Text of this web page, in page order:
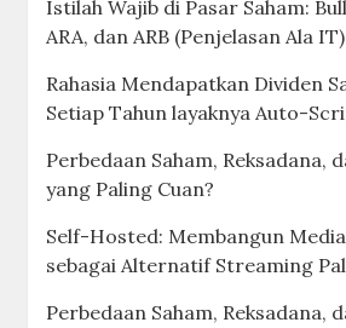
Istilah Wajib di Pasar Saham:
ARA, dan ARB (Penjelasan Ala IT)
Rahasia Mendapatkan Dividen
Setiap Tahun layaknya Auto-
Perbedaan Saham, Reksadana,
yang Paling Cuan?
Self-Hosted: Membangun
sebagai Alternatif Streaming
Perbedaan Saham, Reksadana,